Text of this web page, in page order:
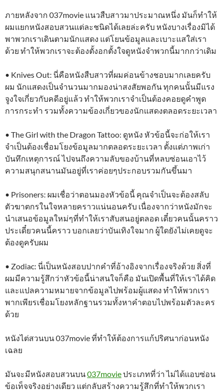
ภายหลังจาก 037movie แนวสืบสาวมาประมาณหนึ่ง มันก็ทำให้
ผมแยกหนังสอบสวนแต่ละชนิดได้เลยล่ะครับ หนังบางเรื่องมิได้
พาพวกเราเดินตามนักแสดง แต่โยนข้อมูลและเบาะแสใส่เรา
ด้วย ทำให้พวกเราจะต้องตั้งอกตั้งใจดูหนังจำพวกนี้มากกว่าเดิม
• Knives Out: นี่คือหนังสืบสาวที่ผมค่อนข้างชอบมากเลยครับ
ผม นักแสดงเป็นจำนวนมากมองน่าสงสัยพอกัน ทุกคนนั้นมีแรง
จูงใจเกี่ยวกับคดีอยู่แล้ว ทำให้พวกเราจำเป็นต้องคอยดูคำพูด
การกระทำ รวมทั้งความข้องเกี่ยวของนักแสดงตลอดระยะเวลา
• The Girl with the Dragon Tattoo: ดูหนัง หัวข้อนี้จะก่อให้เรา
จำเป็นต้องเชื่อมโยงข้อมูลมากตลอดระยะเวลา ตั้งแต่ภาพเก่า
บันทึกเหตุการณ์ ไปจนถึงความลับของบ้านที่หลบซ่อนเอาไว้
ความสนุกสนานมันอยู่ที่เราค่อยๆประกอบรวมกันขึ้นมา
• Prisoners: ผมเชื่อว่าตอนมองหัวข้อนี้ คุณจำเป็นจะต้องสลับ
ตัวฆาตกรในใจหลายคราวแน่นอนครับ เนื่องจากว่าหนังมักจะ
นำเสนอข้อมูลใหม่ๆที่ทำให้เราสับสนอยู่ตลอด เดี๋ยวคนนั้นคราว
ประเดี๋ยวคนนี้คราว บอกเลยว่าบันเทิงใจมาก ผู้ใดยังไม่เคยดูจะ
ต้องดูครับผม
• Zodiac: นี่เป็นหนังสอบปากคำที่อ้างอิงจากเรื่องจริงด้วย สิ่งที่
ผมมีความรู้สึกว่าหัวข้อนี้น่าสนใจก็คือ มันเปิดพื้นที่ให้เราได้คิด
และแปลความหมายจากข้อมูลไปพร้อมผู้แสดง ทำให้พวกเรา
พากเพียรเชื่อมโยงหลักฐานรวมทั้งหาคำตอบไปพร้อมตัวละคร
ด้วย
หนังไต่สวนบน 037movie ที่ทำให้ต้องการแก้ปริศนาก่อนหนัง
เฉลย
มันจะมีหนังสอบสวนบน037movieประเภทที่ว่า ไม่ได้แอบซ่อน
ข้อเท็จจริงอย่างเดียว แต่กลับสร้างความรู้สึกที่ทำให้พวกเรา